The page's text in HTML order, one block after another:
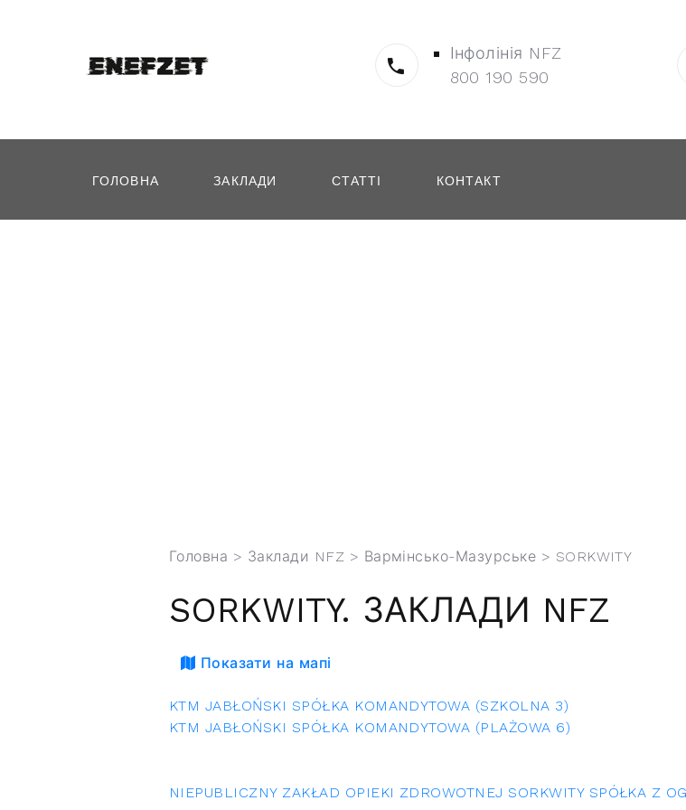
Інфолінія NFZ
800 190 590
ГОЛОВНА ЗАКЛАДИ СТАТТІ КОНТАКТ
Головна > Заклади NFZ > Вармінсько-Мазурське > SORKWITY
SORKWITY. ЗАКЛАДИ NFZ
Показати на мапі
KTM JABŁOŃSKI SPÓŁKA KOMANDYTOWA (SZKOLNA 3)
KTM JABŁOŃSKI SPÓŁKA KOMANDYTOWA (PLAŻOWA 6)
NIEPUBLICZNY ZAKŁAD OPIEKI ZDROWOTNEJ SORKWITY SPÓŁKA Z